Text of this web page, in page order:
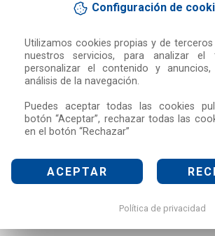
Configuración de
Utilizamos cookies propias y de
nuestros servicios, para analizar el
personalizar el contenido y anuncios,
análisis de la navegación.
Puedes aceptar todas las cookies
botón “Aceptar”, rechazar todas las
en el botón “Rechazar”
ACEPTAR
Política de privacidad